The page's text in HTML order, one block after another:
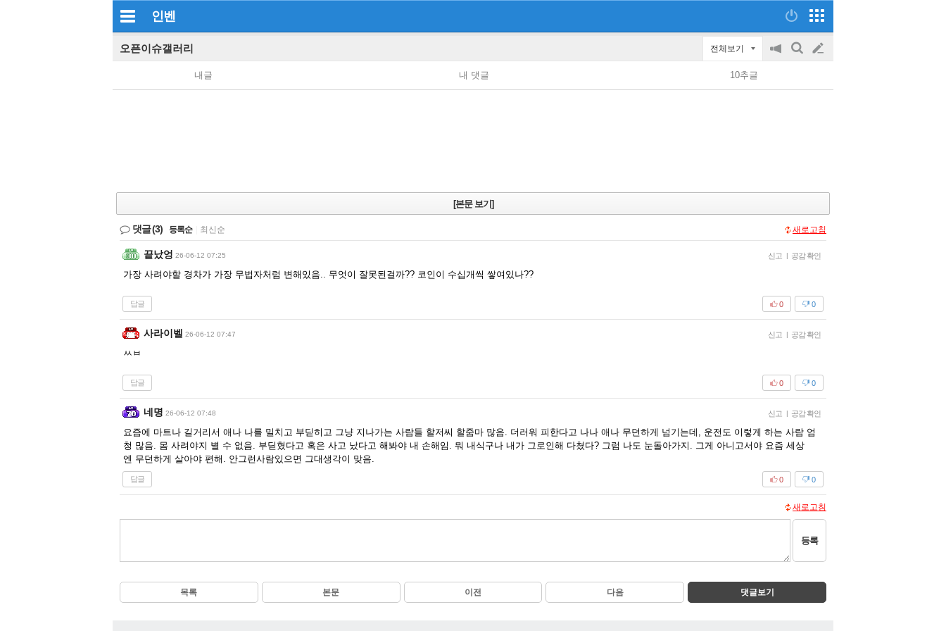
인벤
오픈이슈갤러리 전체보기
공
on/off
검
글
쓰
내글 내 댓글 10추글
[본문 보기]
댓글(3) 등록순 최신순 새로고침
끝났엉 26-06-12 07:25 신고 | 공감 확인
가장 사려야할 경차가 가장 무법자처럼 변해있음.. 무엇이 잘못된걸까?? 코인이 수십개씩 쌓여있나??
답글 0
0
사라이벨 26-06-12 07:47 신고 | 공감 확인
ㅆㅂ
답글 0
0
네명 26-06-12 07:48 신고 | 공감 확인
요즘에 마트나 길거리서 애나 나를 밀치고 부딛히고 그냥 지나가는 사람들 할저씨 할줌마 많음. 더러워 피한다고 나나 애나 무던하게 넘기는데, 운전도 이렇게 하는 사람 엄
청 많음. 몸 사려야지 별 수 없음. 부딛혔다고 혹은 사고 났다고 해봐야 내 손해임. 뭐 내식구나 내가 그로인해 다쳤다? 그럼 나도 눈돌아가지. 그게 아니고서야 요즘 세상
엔 무던하게 살아야 편해. 안그런사람있으면 그대생각이 맞음.
답글 0
0
새로고침
등록
목록 본문 이전 다음 댓글보기